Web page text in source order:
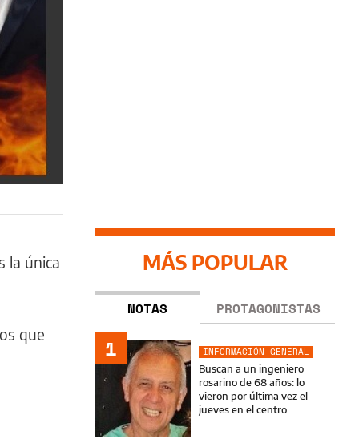
la única
que
MÁS POPULAR
NOTAS PROTAGONISTAS
1
INFORMACIÓN GENERAL
Buscan a un ingeniero
rosarino de 68 años: lo
vieron por última vez el
jueves en el centro